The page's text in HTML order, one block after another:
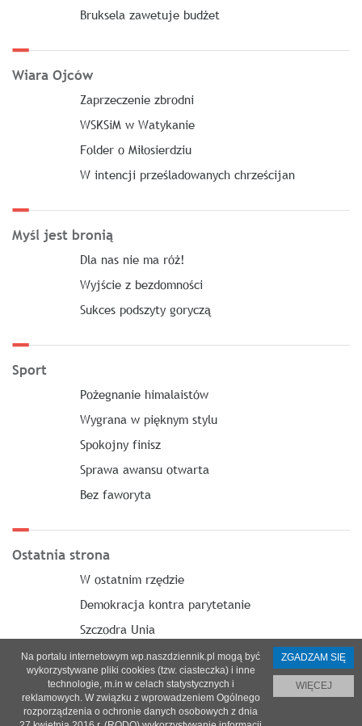
Bruksela zawetuje budżet
Wiara Ojców
Zaprzeczenie zbrodni
WSKSiM w Watykanie
Folder o Miłosierdziu
W intencji prześladowanych chrześcijan
Myśl jest bronią
Dla nas nie ma róż!
Wyjście z bezdomności
Sukces podszyty goryczą
Sport
Pożegnanie himalaistów
Wygrana w pięknym stylu
Spokojny finisz
Sprawa awansu otwarta
Bez faworyta
Ostatnia strona
W ostatnim rzędzie
Demokracja kontra parytetanie
Szczodra Unia
O nas| Reklama|Prenumerata|
Na portalu internetowym wp.naszdziennik.pl mogą być
wykorzystywane pliki cookies (tzw. ciasteczka) i inne
technologie, m.in w celach statystycznych i
reklamowych. W związku z wprowadzeniem Ogólnego
rozporządzenia o ochronie danych osobowych z dnia
ZGADZAM SIĘ
WIĘCEJ